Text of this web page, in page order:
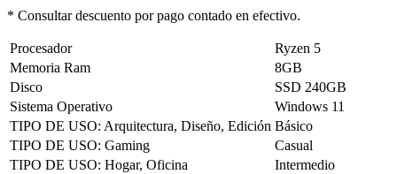
* Consultar descuento por pago contado en efectivo.
Procesador
Ryzen 5
Memoria Ram
8GB
Disco
SSD 240GB
Sistema Operativo
Windows 11
TIPO DE USO: Arquitectura, Diseño, Edición Básico
TIPO DE USO: Gaming
Casual
TIPO DE USO: Hogar, Oficina
Intermedio